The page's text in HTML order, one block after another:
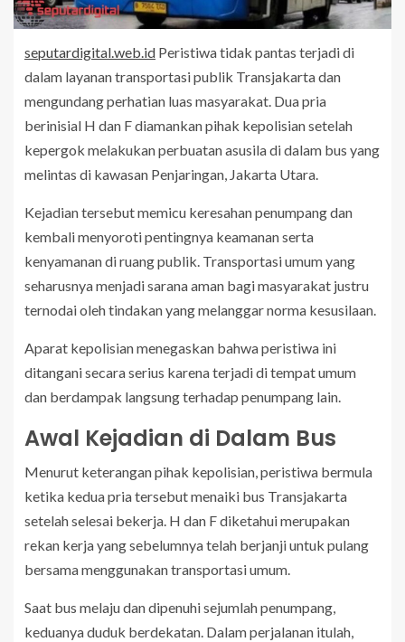
seputardigital.web.id Peristiwa tidak pantas terjadi di
dalam layanan transportasi publik Transjakarta dan
mengundang perhatian luas masyarakat. Dua pria
berinisial H dan F diamankan pihak kepolisian setelah
kepergok melakukan perbuatan asusila di dalam bus yang
melintas di kawasan Penjaringan, Jakarta Utara.
Kejadian tersebut memicu keresahan penumpang dan
kembali menyoroti pentingnya keamanan serta
kenyamanan di ruang publik. Transportasi umum yang
seharusnya menjadi sarana aman bagi masyarakat justru
ternodai oleh tindakan yang melanggar norma kesusilaan.
Aparat kepolisian menegaskan bahwa peristiwa ini
ditangani secara serius karena terjadi di tempat umum
dan berdampak langsung terhadap penumpang lain.
Awal Kejadian di Dalam Bus
Menurut keterangan pihak kepolisian, peristiwa bermula
ketika kedua pria tersebut menaiki bus Transjakarta
setelah selesai bekerja. H dan F diketahui merupakan
rekan kerja yang sebelumnya telah berjanji untuk pulang
bersama menggunakan transportasi umum.
Saat bus melaju dan dipenuhi sejumlah penumpang,
keduanya duduk berdekatan. Dalam perjalanan itulah,